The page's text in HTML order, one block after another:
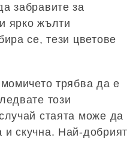
забравите за
ярко жълти
се, тези цветове
трябва да е
този
стаята може да
скучна. Най-добрият